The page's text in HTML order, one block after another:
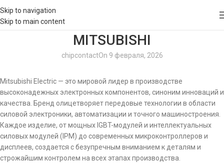
Skip to navigation
Skip to main content
MITSUBISHI
chipcontactOn 9 февраля, 2026
Mitsubishi Electric — это мировой лидер в производстве
высоконадежных электронных компонентов, синоним инноваций и
качества. Бренд олицетворяет передовые технологии в области
силовой электроники, автоматизации и точного машиностроения.
Каждое изделие, от мощных IGBT-модулей и интеллектуальных
силовых модулей (IPM) до современных микроконтроллеров и
дисплеев, создается с безупречным вниманием к деталям и
строжайшим контролем на всех этапах производства.